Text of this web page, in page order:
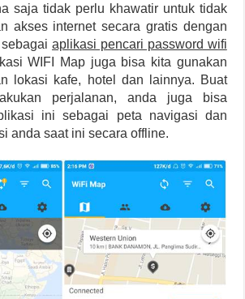
saja tidak perlu khawatir untuk tidak
akses internet secara gratis dengan
aplikasi pencari password wifi
WIFI Map juga bisa kita gunakan
lokasi kafe, hotel dan lainnya. Buat
perjalanan, anda juga bisa
ini sebagai peta navigasi dan
anda saat ini secara offline.